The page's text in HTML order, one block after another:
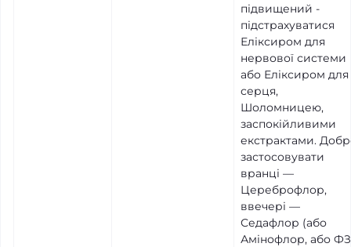
підвищений -
підстрахуватися
Еліксиром для
нервової системи
або Еліксиром для
серця,
Шоломницею,
заспокійливими
екстрактами.
застосовувати
вранці —
Цереброфлор,
ввечері —
Седафлор (або
Амінофлор, або ФЗ